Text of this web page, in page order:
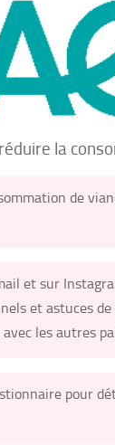
la
de
et sur
et astuces de
les autres
pour